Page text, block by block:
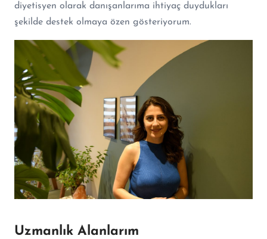
diyetisyen olarak danışanlarıma ihtiyaç duydukları
şekilde destek olmaya özen gösteriyorum.
Uzmanlık Alanlarım